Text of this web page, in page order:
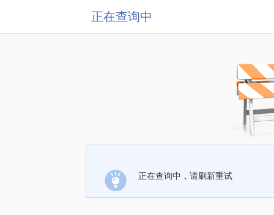
正在查询中
正在查询中，请刷新重试